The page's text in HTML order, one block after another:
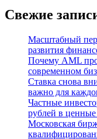
Свежие
Масштабный
развития
Почему AML
современном
Ставка снова
важно для
Частные
рублей в
Московская